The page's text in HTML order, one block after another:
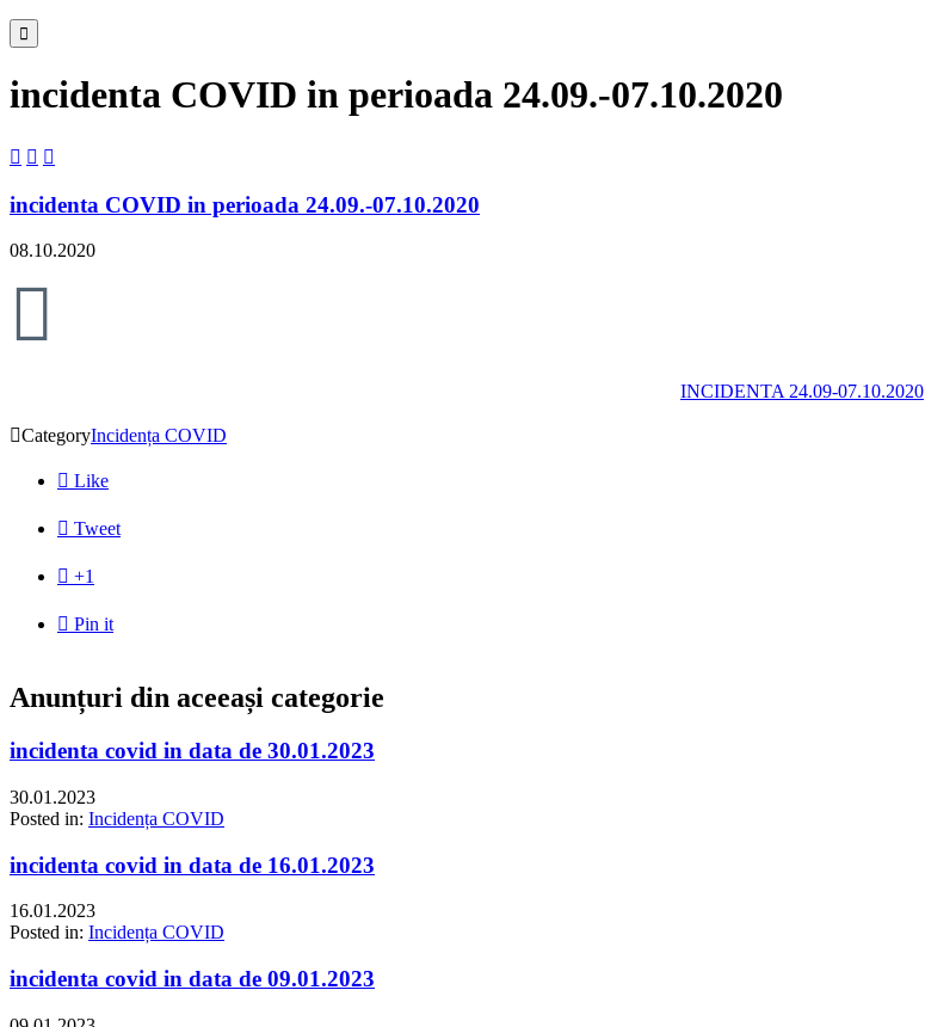

incidenta COVID in perioada 24.09.-07.10.2020
  
incidenta COVID in perioada 24.09.-07.10.2020
08.10.2020

INCIDENTA 24.09-07.10.2020
CategoryIncidența COVID
 Like
 Tweet
 +1
 Pin it
Anunțuri din aceeași categorie
incidenta covid in data de 30.01.2023
30.01.2023
Posted in: Incidența COVID
incidenta covid in data de 16.01.2023
16.01.2023
Posted in: Incidența COVID
incidenta covid in data de 09.01.2023